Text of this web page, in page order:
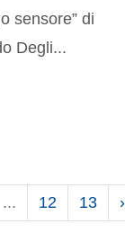
sensore” di
Degli...
... 12 13 ›